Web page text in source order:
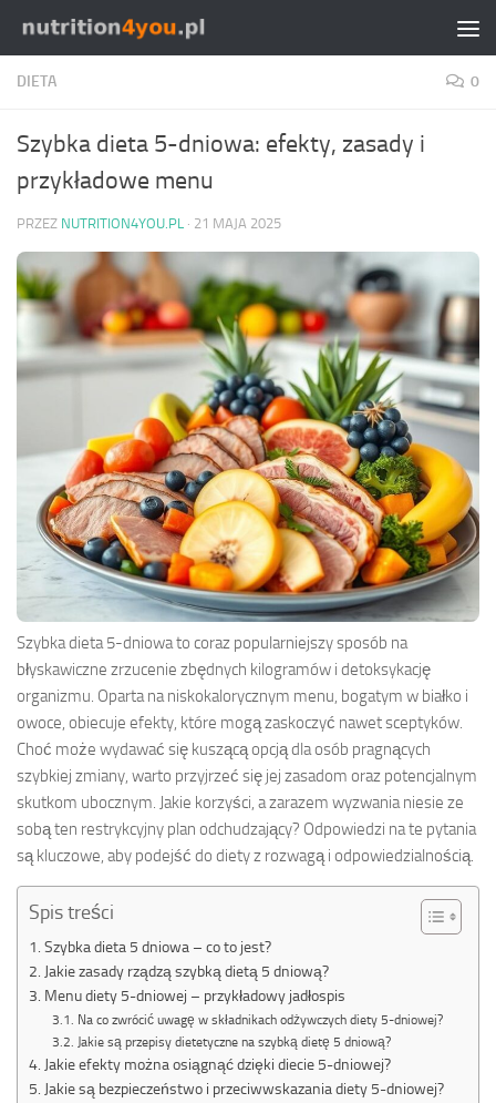
Przejdź do treści
DIETA 0
Szybka dieta 5-dniowa: efekty, zasady i
przykładowe menu
PRZEZ NUTRITION4YOU.PL · 21 MAJA 2025
Szybka dieta 5-dniowa to coraz popularniejszy sposób na
błyskawiczne zrzucenie zbędnych kilogramów i detoksykację
organizmu. Oparta na niskokalorycznym menu, bogatym w białko i
owoce, obiecuje efekty, które mogą zaskoczyć nawet sceptyków.
Choć może wydawać się kuszącą opcją dla osób pragnących
szybkiej zmiany, warto przyjrzeć się jej zasadom oraz potencjalnym
skutkom ubocznym. Jakie korzyści, a zarazem wyzwania niesie ze
sobą ten restrykcyjny plan odchudzający? Odpowiedzi na te pytania
są kluczowe, aby podejść do diety z rozwagą i odpowiedzialnością.
Spis treści
Szybka dieta 5 dniowa – co to jest?
Jakie zasady rządzą szybką dietą 5 dniową?
Menu diety 5-dniowej – przykładowy jadłospis
Na co zwrócić uwagę w składnikach odżywczych diety 5-dniowej?
Jakie są przepisy dietetyczne na szybką dietę 5 dniową?
Jakie efekty można osiągnąć dzięki diecie 5-dniowej?
Jakie są bezpieczeństwo i przeciwwskazania diety 5-dniowej?